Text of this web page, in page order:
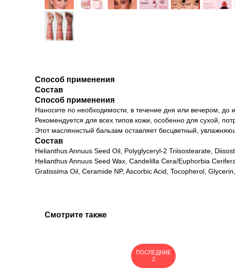
Способ применения
Состав
Способ применения
Наносите по необходимости, в течение дня или вечером, до
Рекомендуется для всех типов кожи, особенно для сухой,
Этот маслянистый бальзам оставляет бесцветный,
Состав
Helianthus Annuus Seed Oil, Polyglyceryl-2 Triisostearate,
Helianthus Annuus Seed Wax, Candelilla Cera/Euphorbia
Gratissima Oil, Ceramide NP, Ascorbic Acid, Tocopherol,
Смотрите также
ПОСЛЕДНИЕ
2